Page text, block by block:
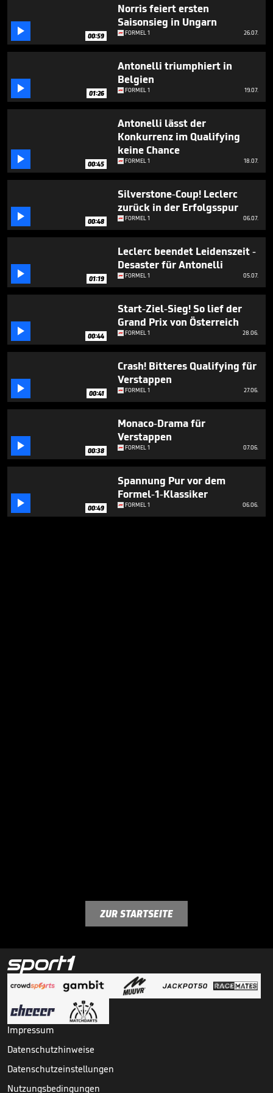
seconds
 00:59
Norris feiert ersten
Saisonsieg in Ungarn
FORMEL 1 26.07.
 01:26
Antonelli triumphiert in
Belgien
FORMEL 1 19.07.
 00:45
Antonelli lässt der
Konkurrenz im Qualifying
keine Chance
FORMEL 1 18.07.
 00:48
Silverstone-Coup! Leclerc
zurück in der Erfolgsspur
FORMEL 1 06.07.
 01:19
Leclerc beendet Leidenszeit -
Desaster für Antonelli
FORMEL 1 05.07.
 00:44
Start-Ziel-Sieg! So lief der
Grand Prix von Österreich
FORMEL 1 28.06.
 00:41
Crash! Bitteres Qualifying für
Verstappen
FORMEL 1 27.06.
 00:38
Monaco-Drama für
Verstappen
FORMEL 1 07.06.
 00:49
Spannung Pur vor dem
Formel-1-Klassiker
FORMEL 1 06.06.
ZUR STARTSEITE
Impressum
Datenschutzhinweise
Datenschutzeinstellungen
Nutzungsbedingungen